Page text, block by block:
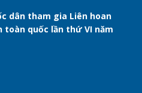
dân tham gia Liên hoan
toàn quốc lần thứ VI năm